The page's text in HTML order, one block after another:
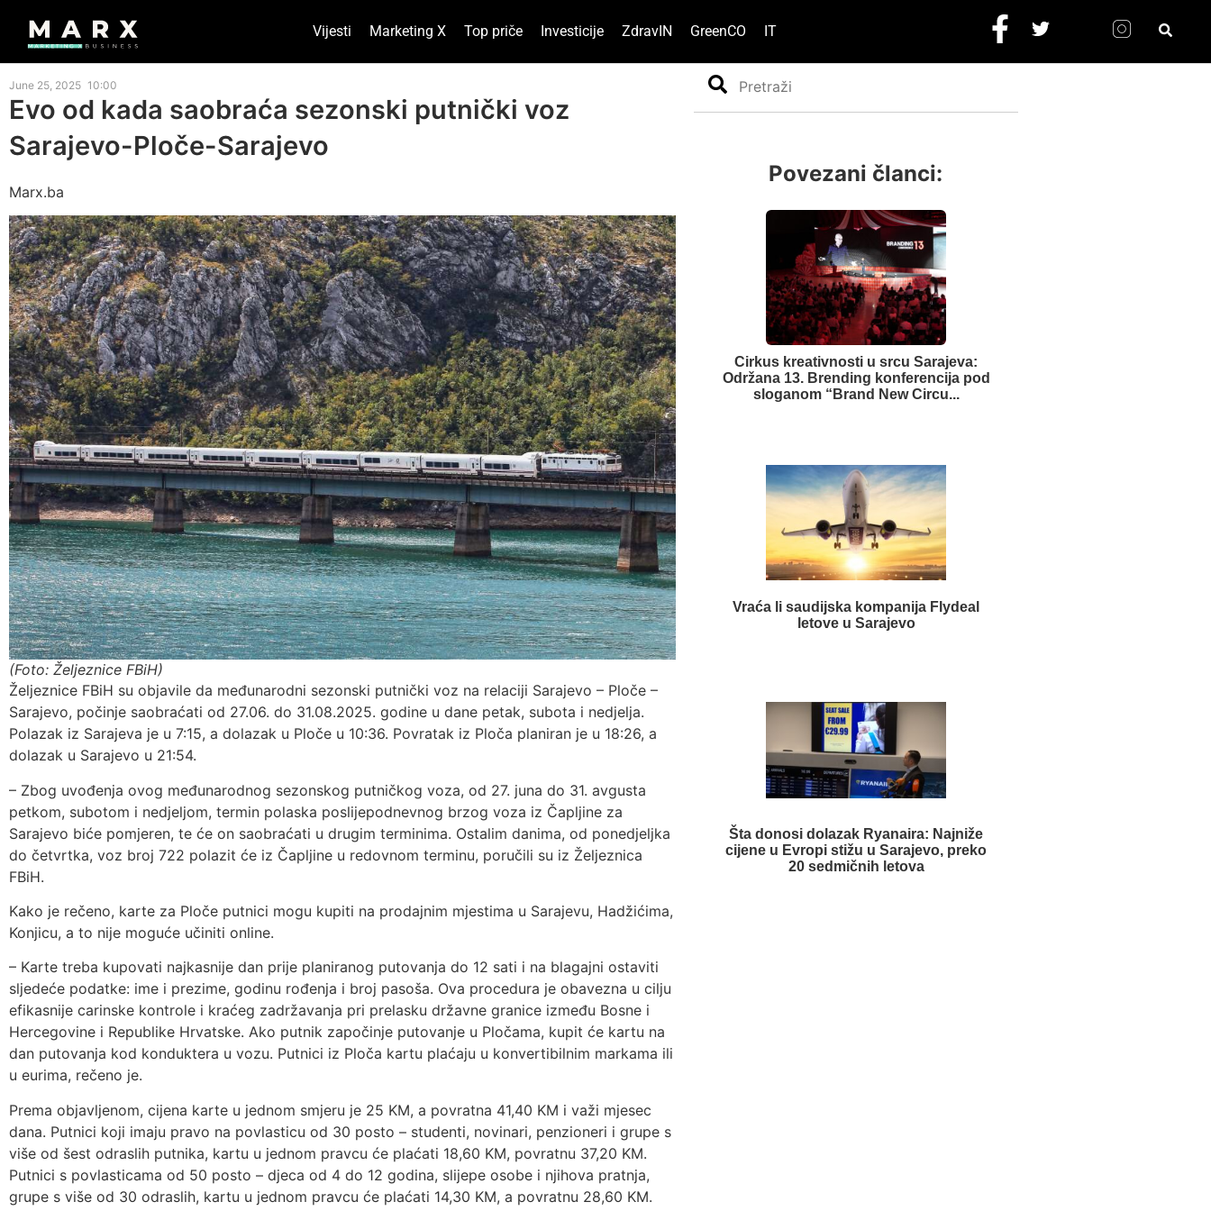
Vijesti Marketing X Top priče Investicije ZdravIN GreenCO IT
June 25, 2025 10:00
Evo od kada saobraća sezonski putnički voz
Sarajevo-Ploče-Sarajevo
Marx.ba
(Foto: Željeznice FBiH)
Željeznice FBiH su objavile da međunarodni sezonski putnički voz na relaciji Sarajevo – Ploče –
Sarajevo, počinje saobraćati od 27.06. do 31.08.2025. godine u dane petak, subota i nedjelja.
Polazak iz Sarajeva je u 7:15, a dolazak u Ploče u 10:36. Povratak iz Ploča planiran je u 18:26, a
dolazak u Sarajevo u 21:54.
– Zbog uvođenja ovog međunarodnog sezonskog putničkog voza, od 27. juna do 31. avgusta
petkom, subotom i nedjeljom, termin polaska poslijepodnevnog brzog voza iz Čapljine za
Sarajevo biće pomjeren, te će on saobraćati u drugim terminima. Ostalim danima, od ponedjeljka
do četvrtka, voz broj 722 polazit će iz Čapljine u redovnom terminu, poručili su iz Željeznica
FBiH.
Kako je rečeno, karte za Ploče putnici mogu kupiti na prodajnim mjestima u Sarajevu, Hadžićima,
Konjicu, a to nije moguće učiniti online.
– Karte treba kupovati najkasnije dan prije planiranog putovanja do 12 sati i na blagajni ostaviti
sljedeće podatke: ime i prezime, godinu rođenja i broj pasoša. Ova procedura je obavezna u cilju
efikasnije carinske kontrole i kraćeg zadržavanja pri prelasku državne granice između Bosne i
Hercegovine i Republike Hrvatske. Ako putnik započinje putovanje u Pločama, kupit će kartu na
dan putovanja kod konduktera u vozu. Putnici iz Ploča kartu plaćaju u konvertibilnim markama ili
u eurima, rečeno je.
Prema objavljenom, cijena karte u jednom smjeru je 25 KM, a povratna 41,40 KM i važi mjesec
dana. Putnici koji imaju pravo na povlasticu od 30 posto – studenti, novinari, penzioneri i grupe s
više od šest odraslih putnika, kartu u jednom pravcu će plaćati 18,60 KM, povratnu 37,20 KM.
Putnici s povlasticama od 50 posto – djeca od 4 do 12 godina, slijepe osobe i njihova pratnja,
grupe s više od 30 odraslih, kartu u jednom pravcu će plaćati 14,30 KM, a povratnu 28,60 KM.
Search
Povezani članci:
Cirkus kreativnosti u srcu Sarajeva:
Održana 13. Brending konferencija pod
sloganom “Brand New Circu...
Vraća li saudijska kompanija Flydeal
letove u Sarajevo
Šta donosi dolazak Ryanaira: Najniže
cijene u Evropi stižu u Sarajevo, preko
20 sedmičnih letova